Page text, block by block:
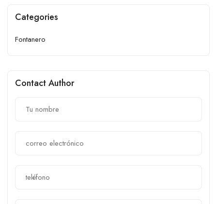
Categories
Fontanero
Contact Author